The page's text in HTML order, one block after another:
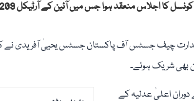
چیف جسٹس آف پاکستان جسٹس یحییٰ آفریدی نے
بھی شریک ہوئے۔
دوران اعلیٰ عدلیہ کے